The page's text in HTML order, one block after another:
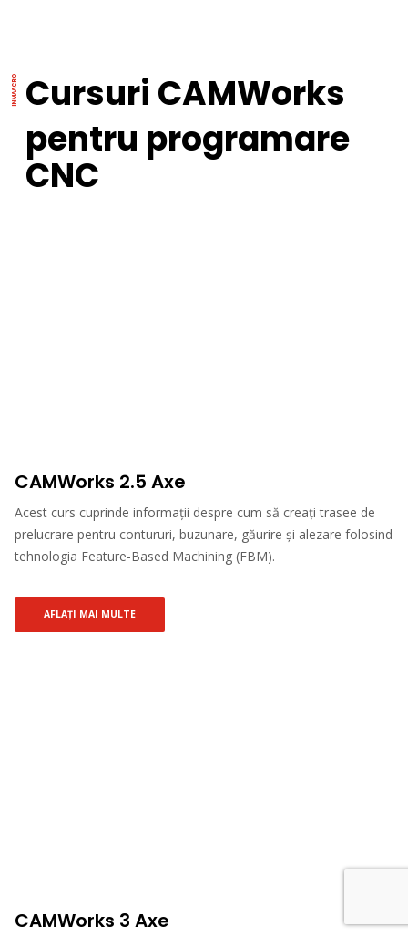
Cursuri CAMWorks
pentru programare
CNC
CAMWorks 2.5 Axe
Acest curs cuprinde informații despre cum să creați trasee de
prelucrare pentru contururi, buzunare, găurire și alezare folosind
tehnologia Feature-Based Machining (FBM).
AFLAȚI MAI MULTE
CAMWorks 3 Axe